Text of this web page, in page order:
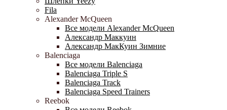
Fila
Alexander McQueen
Все модели Alexander McQueen
Александр Маккуин
Александр МакКуин Зимние
Balenciaga
Все модели Balenciaga
Balenciaga Triple S
Balenciaga Track
Balenciaga Speed Trainers
Reebok